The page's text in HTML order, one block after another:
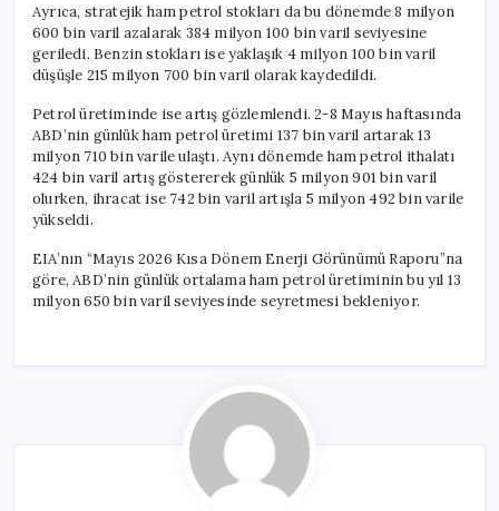
Ayrıca, stratejik ham petrol stokları da bu dönemde 8 milyon
600 bin varil azalarak 384 milyon 100 bin varil seviyesine
geriledi. Benzin stokları ise yaklaşık 4 milyon 100 bin varil
düşüşle 215 milyon 700 bin varil olarak kaydedildi.
Petrol üretiminde ise artış gözlemlendi. 2-8 Mayıs haftasında
ABD’nin günlük ham petrol üretimi 137 bin varil artarak 13
milyon 710 bin varile ulaştı. Aynı dönemde ham petrol ithalatı
424 bin varil artış göstererek günlük 5 milyon 901 bin varil
olurken, ihracat ise 742 bin varil artışla 5 milyon 492 bin varile
yükseldi.
EIA’nın “Mayıs 2026 Kısa Dönem Enerji Görünümü Raporu”na
göre, ABD’nin günlük ortalama ham petrol üretiminin bu yıl 13
milyon 650 bin varil seviyesinde seyretmesi bekleniyor.